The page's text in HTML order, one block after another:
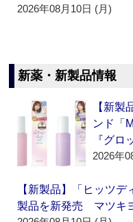
2026年08月10日 (月)
新薬・新製品情報
【新製
ンド「
『グ
2026年
【新製品】「ヒッツ
製品を新発売 マツキ